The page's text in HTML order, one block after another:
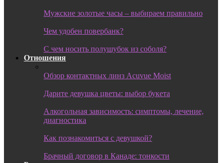
Мужские золотые часы – выбираем правильно
Чем удобен повербанк?
С чем носить полушубок из соболя?
Отношения
Обзор контактных линз Acuvue Moist
Дарите девушка цветы: выбор букета
Алкогольная зависимость: симптомы, лечение,
диагностика
Как познакомиться с девушкой?
Брачный договор в Канаде: тонкости